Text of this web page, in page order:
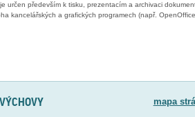
určen především k tisku, prezentacím a archivaci
kancelářských a grafických programech (např.
mapa